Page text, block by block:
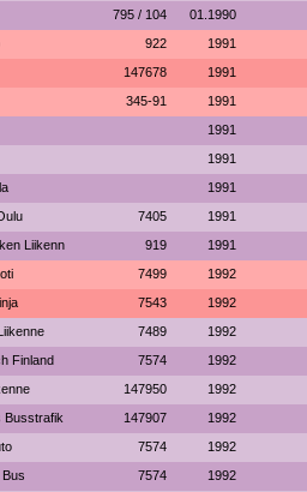
795 / 104 01.1990
922 1991
147678 1991
345-91 1991
1991
1991
1991
7405 1991
Liikenn 919 1991
7499 1992
7543 1992
7489 1992
Finland 7574 1992
147950 1992
Busstrafik 147907 1992
7574 1992
7574 1992